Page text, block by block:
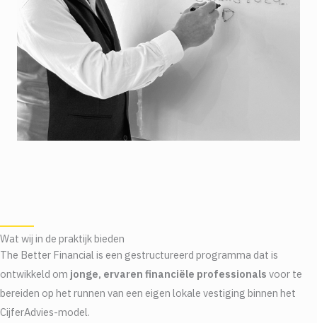
Wat wij in de praktijk bieden
The Better Financial is een gestructureerd programma dat is
ontwikkeld om jonge, ervaren financiële professionals voor te
bereiden op het runnen van een eigen lokale vestiging binnen het
CijferAdvies-model.